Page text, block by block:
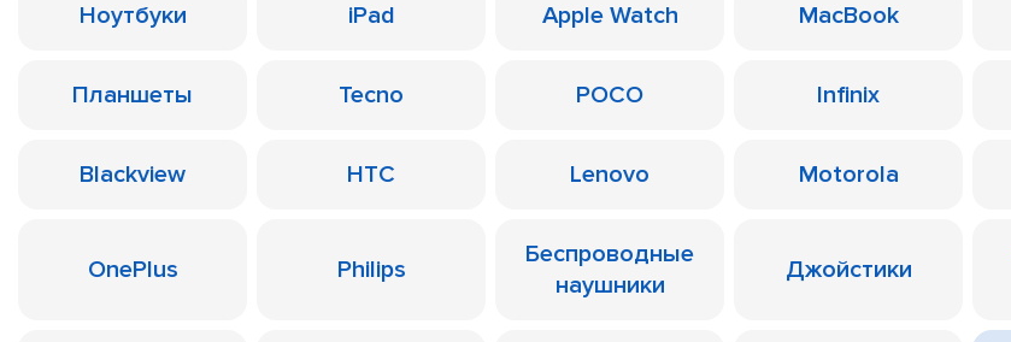
Ноутбуки iPad Apple Watch MacBook
Планшеты Tecno POCO Infinix
Blackview HTC Lenovo Motorola
OnePlus Philips
Беспроводные
наушники
Джойстики